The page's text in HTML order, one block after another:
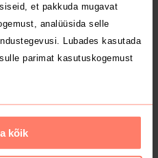
et pakkuda mugavat
analüüsida selle
Lubades kasutada
parimat kasutuskogemust
kõik